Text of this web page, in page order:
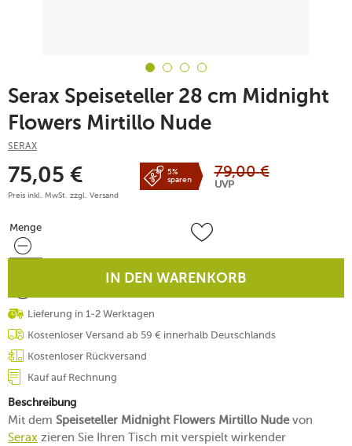
Serax Speiseteller 28 cm Midnight
Flowers Mirtillo Nude
SERAX
75,05 €
Preis inkl. MwSt. zzgl. Versand
5%
sparen
79,00 €
UVP
Menge
Menge
IN DEN WARENKORB
Lieferung in 1-2 Werktagen
Kostenloser Versand ab 59 € innerhalb Deutschlands
Kostenloser Rückversand
Kauf auf Rechnung
Beschreibung
Mit dem Speiseteller Midnight Flowers Mirtillo Nudevon
Serax zieren Sie Ihren Tisch mit verspielt wirkender